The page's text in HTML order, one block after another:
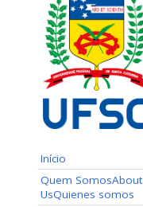
Início
Quem SomosAbout
UsQuienes somos